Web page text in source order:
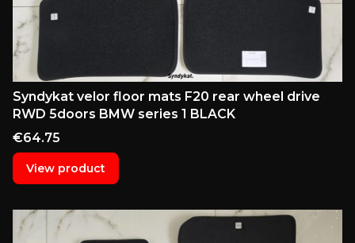
Syndykat velor floor mats F20 rear wheel drive
RWD 5doors BMW series 1 BLACK
Price
€64.75
View product